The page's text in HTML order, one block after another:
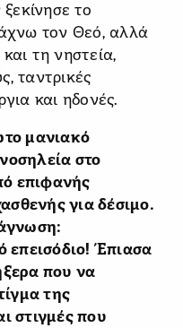
το
τον Θεό, αλλά
τη νηστεία,
ταντρικές
και ηδονές.
μανιακό
στο
επιφανής
για δέσιμο.
Έπιασα
που να
της
στιγμές που